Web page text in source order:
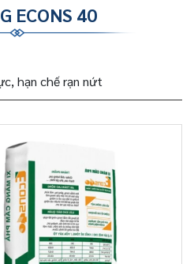
ECONS 40
hạn chế rạn nứt